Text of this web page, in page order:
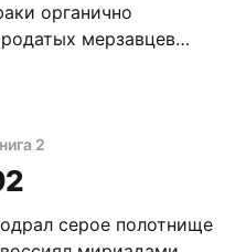
органично
мерзавцев
это три
отбивают
угостить гадов
2
серое полотнище